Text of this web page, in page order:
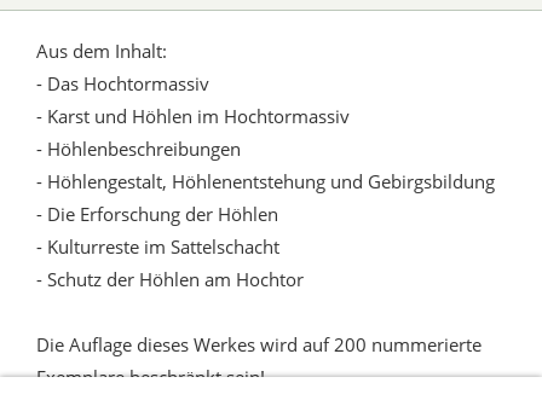
Aus dem Inhalt:
- Das Hochtormassiv
- Karst und Höhlen im Hochtormassiv
- Höhlenbeschreibungen
- Höhlengestalt, Höhlenentstehung und Gebirgsbildung
- Die Erforschung der Höhlen
- Kulturreste im Sattelschacht
- Schutz der Höhlen am Hochtor
Die Auflage dieses Werkes wird auf 200 nummerierte
Exemplare beschränkt sein!